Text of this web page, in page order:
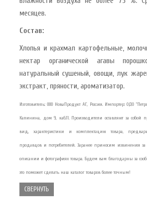
месяцев.
Состав:
Хлопья и крахмал картофельные,
нектар органической агавы
натуральный сушеный, овощи, лук
экстракт, пряности, ароматизатор.
Изготовитель: ООО НоваПродукт АГ, Россия. Импортер: ОДО
Калинина, дом 9, каб.11. Производители оставляют за
вид, характеристики и комплектацию товара,
продавцов и потребителей. Заранее приносим извинения
описании и фотографиях товара. Будем вам благодарны за
это поможет сделать наш каталог товаров более точным!
СВЕРНУТЬ